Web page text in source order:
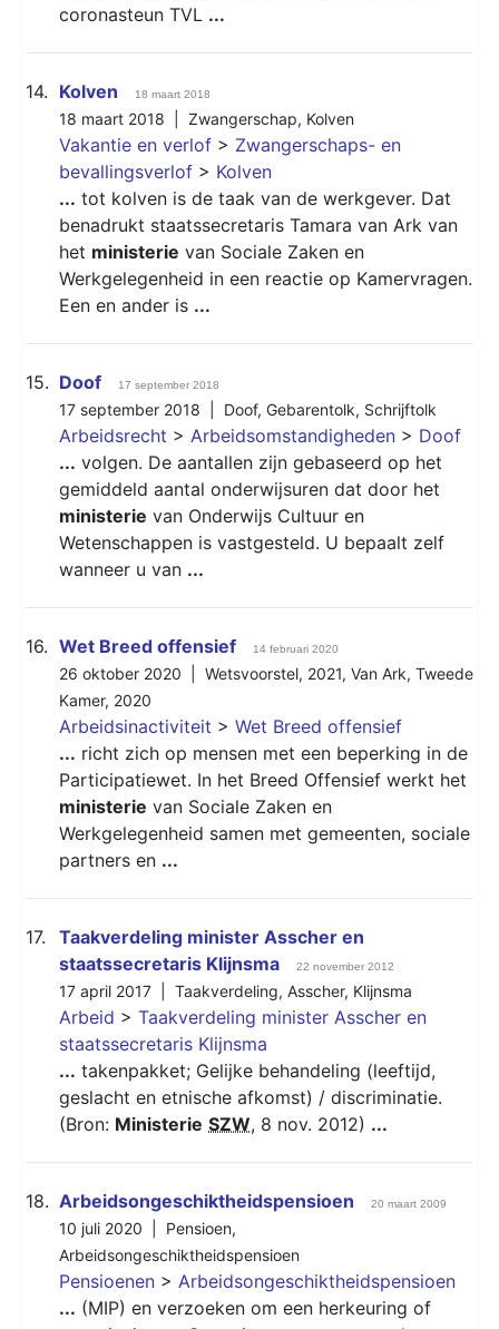
coronasteun TVL ...
14. Kolven 18 maart 2018
18 maart 2018 | Zwangerschap, Kolven
Vakantie en verlof > Zwangerschaps- en
bevallingsverlof > Kolven
... tot kolven is de taak van de werkgever. Dat
benadrukt staatssecretaris Tamara van Ark van
het ministerie van Sociale Zaken en
Werkgelegenheid in een reactie op Kamervragen.
Een en ander is ...
15. Doof 17 september 2018
17 september 2018 | Doof, Gebarentolk, Schrijftolk
Arbeidsrecht > Arbeidsomstandigheden > Doof
... volgen. De aantallen zijn gebaseerd op het
gemiddeld aantal onderwijsuren dat door het
ministerie van Onderwijs Cultuur en
Wetenschappen is vastgesteld. U bepaalt zelf
wanneer u van ...
16. Wet Breed offensief 14 februari 2020
26 oktober 2020 | Wetsvoorstel, 2021, Van Ark, Tweede
Kamer, 2020
Arbeidsinactiviteit > Wet Breed offensief
... richt zich op mensen met een beperking in de
Participatiewet. In het Breed Offensief werkt het
ministerie van Sociale Zaken en
Werkgelegenheid samen met gemeenten, sociale
partners en ...
17.
Taakverdeling minister Asscher en
staatssecretaris Klijnsma
22 november 2012
17 april 2017 | Taakverdeling, Asscher, Klijnsma
Arbeid > Taakverdeling minister Asscher en
staatssecretaris Klijnsma
... takenpakket; Gelijke behandeling (leeftijd,
geslacht en etnische afkomst) / discriminatie.
(Bron: Ministerie SZW, 8 nov. 2012) ...
18. Arbeidsongeschiktheidspensioen 20 maart 2009
10 juli 2020 | Pensioen,
Arbeidsongeschiktheidspensioen
Pensioenen > Arbeidsongeschiktheidspensioen
... (MIP) en verzoeken om een herkeuring of